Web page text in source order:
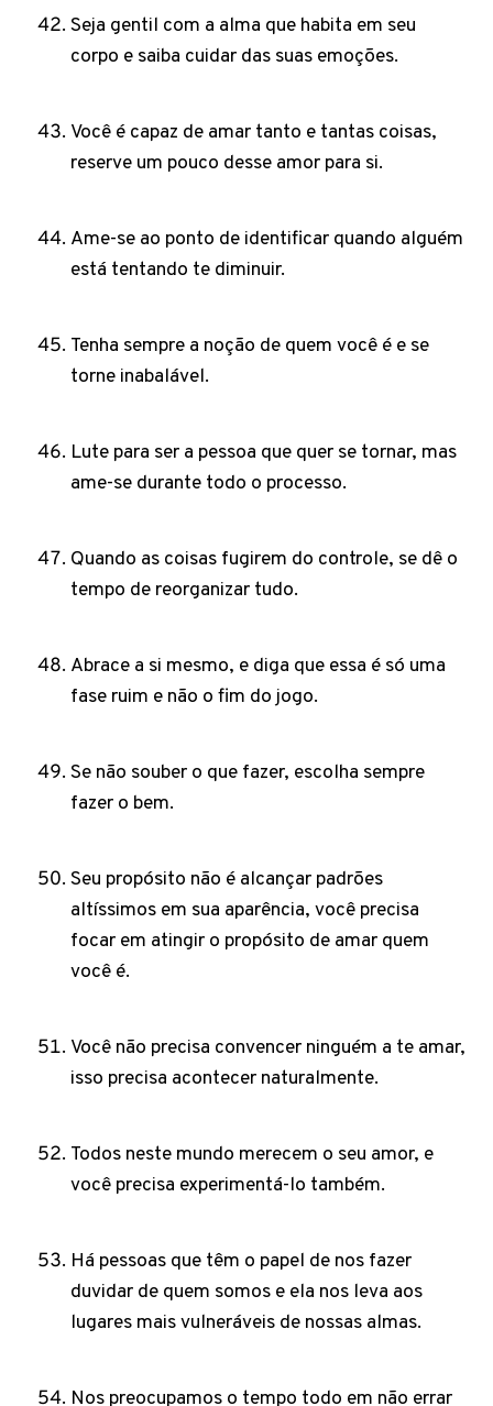
Seja gentil com a alma que habita em seu
corpo e saiba cuidar das suas emoções.
Você é capaz de amar tanto e tantas coisas,
reserve um pouco desse amor para si.
Ame-se ao ponto de identificar quando alguém
está tentando te diminuir.
Tenha sempre a noção de quem você é e se
torne inabalável.
Lute para ser a pessoa que quer se tornar, mas
ame-se durante todo o processo.
Quando as coisas fugirem do controle, se dê o
tempo de reorganizar tudo.
Abrace a si mesmo, e diga que essa é só uma
fase ruim e não o fim do jogo.
Se não souber o que fazer, escolha sempre
fazer o bem.
Seu propósito não é alcançar padrões
altíssimos em sua aparência, você precisa
focar em atingir o propósito de amar quem
você é.
Você não precisa convencer ninguém a te amar,
isso precisa acontecer naturalmente.
Todos neste mundo merecem o seu amor, e
você precisa experimentá-lo também.
Há pessoas que têm o papel de nos fazer
duvidar de quem somos e ela nos leva aos
lugares mais vulneráveis de nossas almas.
Nos preocupamos o tempo todo em não errar